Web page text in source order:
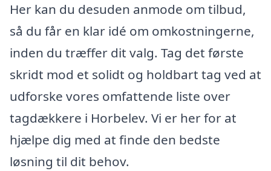
Her kan du desuden anmode om tilbud,
så du får en klar idé om omkostningerne,
inden du træffer dit valg. Tag det første
skridt mod et solidt og holdbart tag ved at
udforske vores omfattende liste over
tagdækkere i Horbelev. Vi er her for at
hjælpe dig med at finde den bedste
løsning til dit behov.